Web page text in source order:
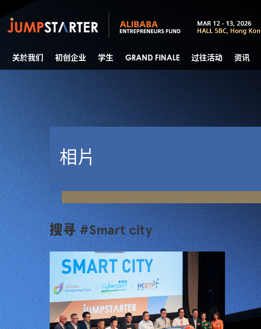
关於我们 初创企业 学生 GRAND FINALE 过往活动 资讯
相片
搜寻 #Smart city